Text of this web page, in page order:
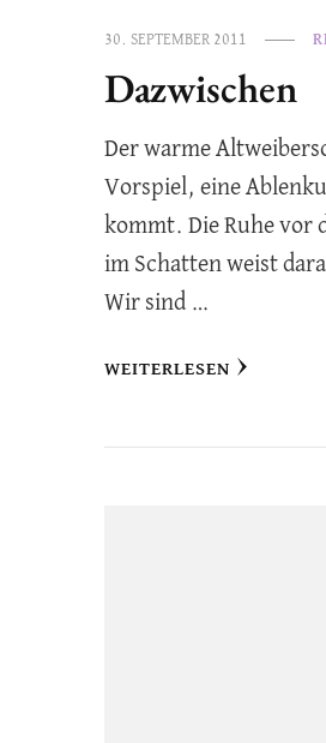
30. SEPTEMBER 2011
Dazwischen
Der warme
Vorspiel, eine
kommt. Die Ruhe vor
im Schatten weist
Wir sind …
WEITERLESEN